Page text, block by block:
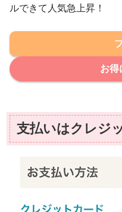
ルできて人気急上昇！
お得
支払いはクレジ